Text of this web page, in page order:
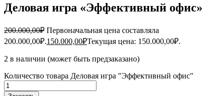
Деловая игра «Эффективный офис»
200.000,00₽ Первоначальная цена составляла
200.000,00₽.150.000,00₽Текущая цена: 150.000,00₽.
2 в наличии (может быть предзаказано)
Количество товара Деловая игра "Эффективный офис"